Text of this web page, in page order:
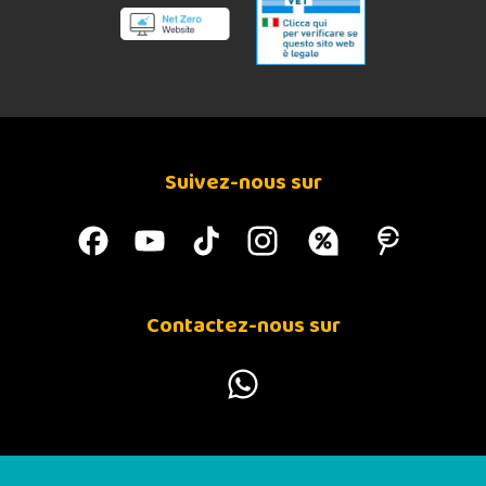
Matières grasses brutes 0,50%.
Cendres brutes 1.11%.
XL12 THON POMMES DE TERRE CAROTTES RIZ BRUN
COMPOSITION 61,76% POULET 2,35% POMMES DE
Suivez-nous sur
Contactez-nous sur